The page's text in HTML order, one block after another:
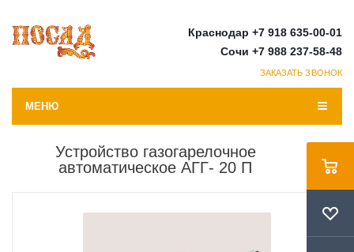
Краснодар +7 918 635-00-01
Сочи +7 988 237-58-48
ЗАКАЗАТЬ ЗВОНОК
МЕНЮ
Устройство газогарелочное
автоматическое АГГ- 20 П